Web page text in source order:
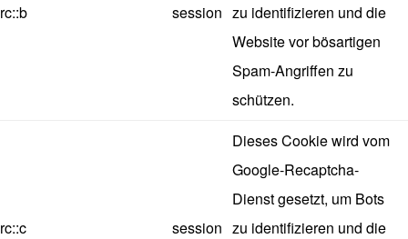
rc::b session zu identifizieren und die
Website vor bösartigen
Spam-Angriffen zu
schützen.
rc::c session
Dieses Cookie wird vom
Google-Recaptcha-
Dienst gesetzt, um Bots
zu identifizieren und die